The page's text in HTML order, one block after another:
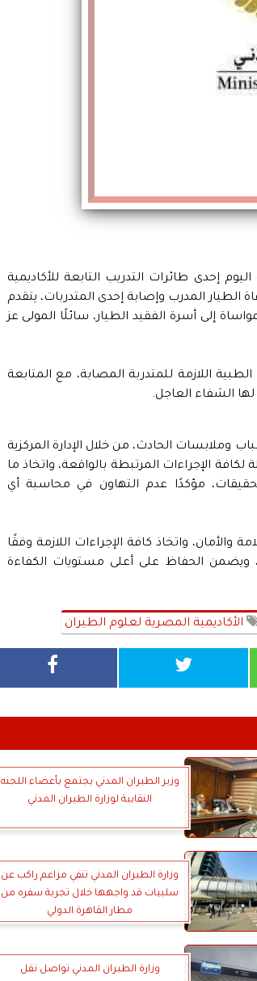
إحدى طائرات التدريب التابعة للأكاديمية
المدرب وإصابة إحدى المتدربات، يتقدم
إلى أسرة الفقيد الطيار، سائلًا المولى عز
اللازمة للمتدربة المصابة، مع المتابعة
لها الشفاء العاجل.
وملابسات الحادث، من خلال الإدارة المركزية
الإجراءات المرتبطة بالواقعة، واتخاذ ما
مؤكدًا عدم التهاون في محاسبة أي
والأمان، واتخاذ كافة الإجراءات اللازمة وفقًا
ويضمن الحفاظ على أعلى مستويات الكفاءة
الأكاديمية المصرية لعلوم الطيران
وزير الطيران المدني يجتمع بأعضاء اللجنه
النقابية لوزارة الطيران المدني
وزارة الطيران المدني تنفي مزاعم راكب عن
سلبيات قد واجهها خلال تجربة سفره من
مطار القاهرة الدولي
وزارة الطيران المدني تواصل نقل